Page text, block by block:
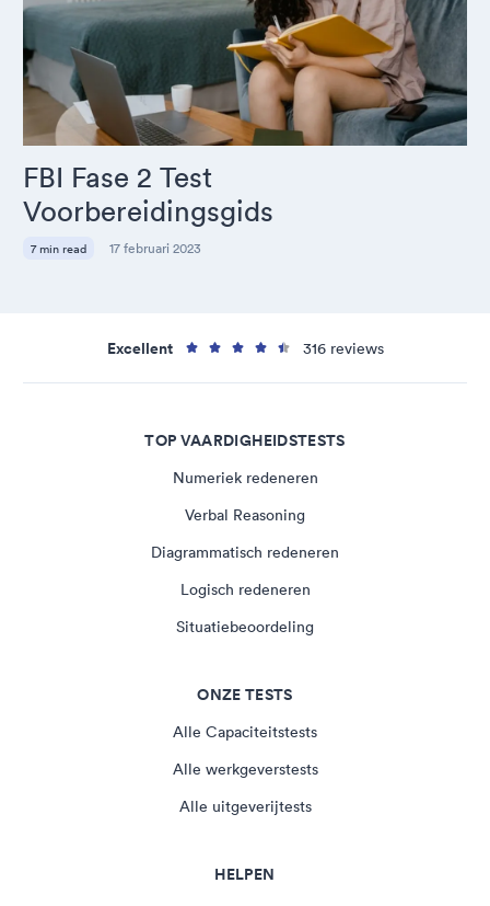
FBI Fase 2 Test
Voorbereidingsgids
7 min read 17 februari 2023
Excellent 316 reviews
TOP VAARDIGHEIDSTESTS
Numeriek redeneren
Verbal Reasoning
Diagrammatisch redeneren
Logisch redeneren
Situatiebeoordeling
ONZE TESTS
Alle Capaciteitstests
Alle werkgeverstests
Alle uitgeverijtests
HELPEN